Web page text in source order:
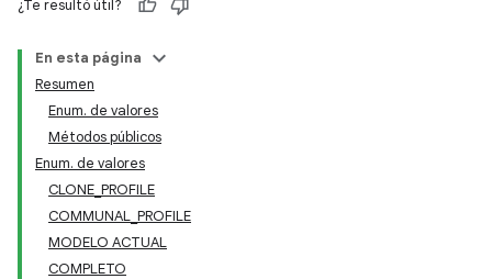
¿Te resultó útil?
En esta página
Resumen
Enum. de valores
Métodos públicos
Enum. de valores
CLONE_PROFILE
COMMUNAL_PROFILE
MODELO ACTUAL
COMPLETO